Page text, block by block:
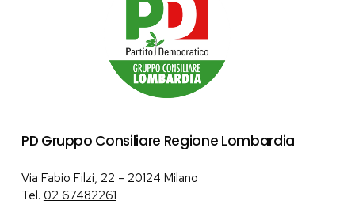
PD Gruppo Consiliare Regione Lombardia
Via Fabio Filzi, 22 – 20124 Milano
Tel. 02 67482261